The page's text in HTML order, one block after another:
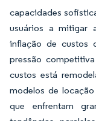
capacidades
usuários a mitigar
inflação de custos
pressão
custos está
modelos de
que enfrentam